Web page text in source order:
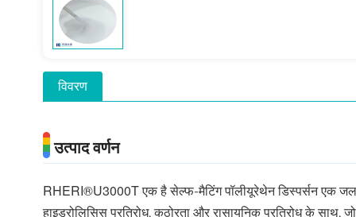
विवरण
उत्पाद वर्णन
RHERI®U3000T एक हैसेल्फ-मैटिंग पॉलीयूरेथेन डिस्पर्सन एक
हाइड्रोलिसिस प्रतिरोध, कठोरता और रासायनिक प्रतिरोध के